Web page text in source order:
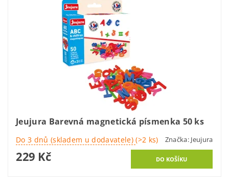
Jeujura Barevná magnetická písmenka 50 ks
Do 3 dnů (skladem u dodavatele)(>2 ks) Značka: Jeujura
229 Kč